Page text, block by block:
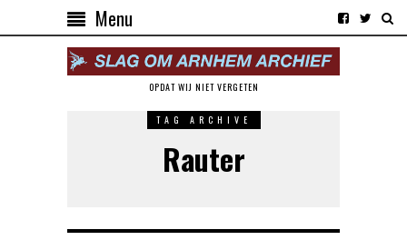
Menu
OPDAT WIJ NIET VERGETEN
TAG ARCHIVE
Rauter